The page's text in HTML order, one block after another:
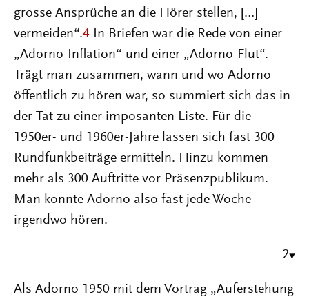
grosse Ansprüche an die Hörer stellen, […]
vermeiden“.4 In Briefen war die Rede von einer
„Adorno-Inflation“ und einer „Adorno-Flut“.
Trägt man zusammen, wann und wo Adorno
öffentlich zu hören war, so summiert sich das in
der Tat zu einer imposanten Liste. Für die
1950er- und 1960er-Jahre lassen sich fast 300
Rundfunkbeiträge ermitteln. Hinzu kommen
mehr als 300 Auftritte vor Präsenzpublikum.
Man konnte Adorno also fast jede Woche
irgendwo hören.
2
Als Adorno 1950 mit dem Vortrag „Auferstehung